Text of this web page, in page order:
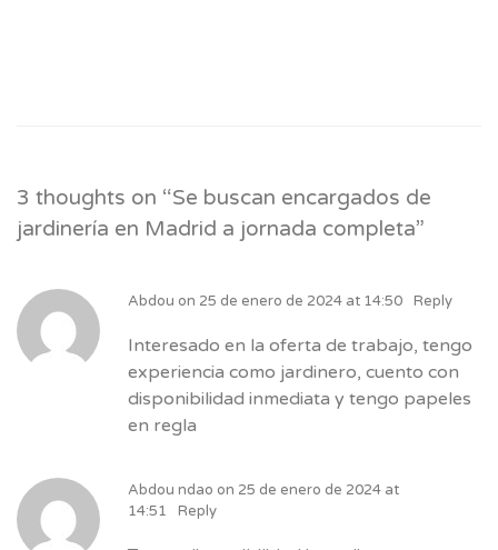
3 thoughts on “Se buscan encargados de
jardinería en Madrid a jornada completa”
Abdou on 25 de enero de 2024 at 14:50 Reply
Interesado en la oferta de trabajo, tengo
experiencia como jardinero, cuento con
disponibilidad inmediata y tengo papeles
en regla
Abdou ndao on 25 de enero de 2024 at
14:51
Reply